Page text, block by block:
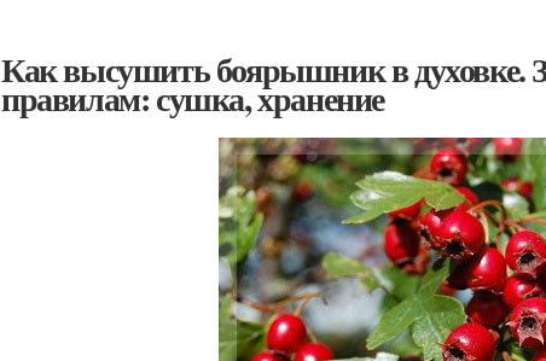
Как высушить боярышник в духовке.
правилам: сушка, хранение